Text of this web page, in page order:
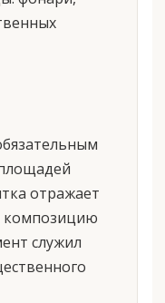
отражает
композицию
служил